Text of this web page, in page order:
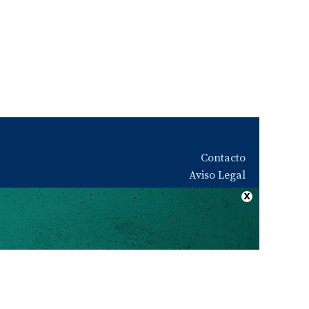
Contacto
Aviso Legal
Quiénes somos
Política de privacidad